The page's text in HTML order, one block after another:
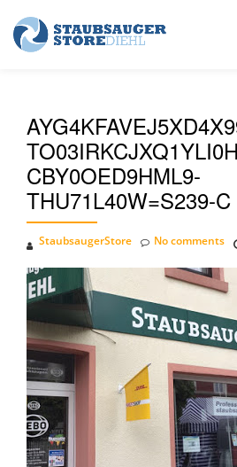
Skip
CBY0OED9HML9-
THU71L40W=S239-C
StaubsaugerStore No comments